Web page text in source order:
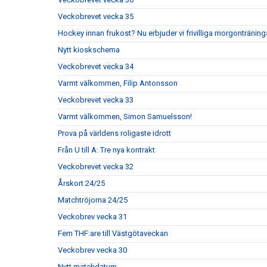
Veckobrevet vecka 35
Hockey innan frukost? Nu erbjuder vi frivilliga
Nytt kioskschema
Veckobrevet vecka 34
Varmt välkommen, Filip Antonsson
Veckobrevet vecka 33
Varmt välkommen, Simon Samuelsson!
Prova på världens roligaste idrott
Från U till A: Tre nya kontrakt
Veckobrevet vecka 32
Årskort 24/25
Matchtröjorna 24/25
Veckobrev vecka 31
Fem THF:are till Västgötaveckan
Veckobrev vecka 30